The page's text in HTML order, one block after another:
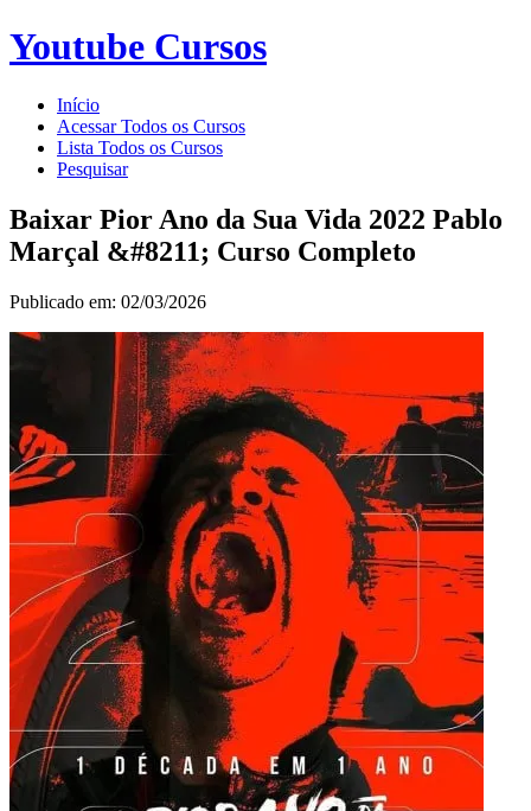
Youtube Cursos
Início
Acessar Todos os Cursos
Lista Todos os Cursos
Pesquisar
Baixar Pior Ano da Sua Vida 2022 Pablo
Marçal &#8211; Curso Completo
Publicado em: 02/03/2026